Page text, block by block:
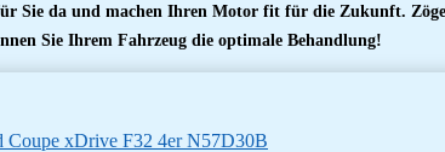
Sie da und machen Ihren Motor fit für die Zukunft.
Sie Ihrem Fahrzeug die optimale Behandlung!
xDrive F32 4er N57D30B